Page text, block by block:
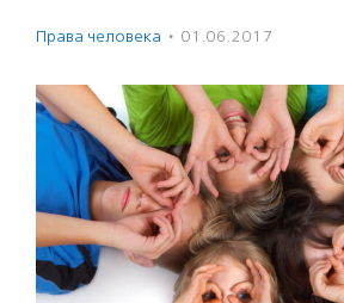
Права человека · 01.06.2017